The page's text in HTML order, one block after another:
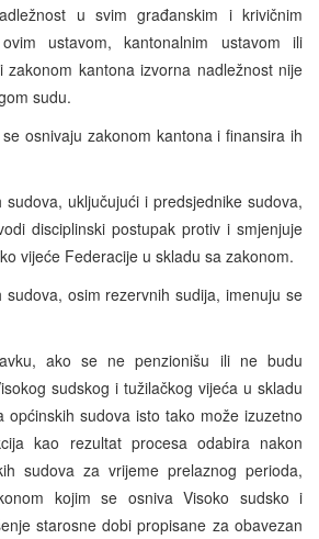
u svim građanskim i krivičnim
ustavom, kantonalnim ustavom ili
zakonom kantona izvorna nadležnost nije
sudu.
osnivaju zakonom kantona i finansira ih
uključujući i predsjednike sudova,
disciplinski postupak protiv i smjenjuje
vijeće Federacije u skladu sa zakonom.
osim rezervnih sudija, imenuju se
ako se ne penzionišu ili ne budu
sudskog i tužilačkog vijeća u skladu
općinskih sudova isto tako može izuzetno
kao rezultat procesa odabira nakon
sudova za vrijeme prelaznog perioda,
kojim se osniva Visoko sudsko i
starosne dobi propisane za obavezan